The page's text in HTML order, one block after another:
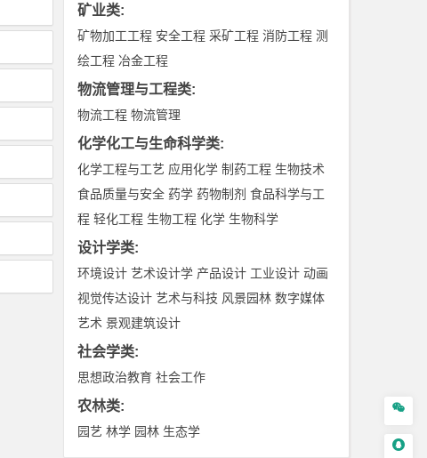
矿业类:
矿物加工工程 安全工程 采矿工程 消防工程 测
绘工程 冶金工程
物流管理与工程类:
物流工程 物流管理
化学化工与生命科学类:
化学工程与工艺 应用化学 制药工程 生物技术
食品质量与安全 药学 药物制剂 食品科学与工
程 轻化工程 生物工程 化学 生物科学
设计学类:
环境设计 艺术设计学 产品设计 工业设计 动画
视觉传达设计 艺术与科技 风景园林 数字媒体
艺术 景观建筑设计
社会学类:
思想政治教育 社会工作
农林类:
园艺 林学 园林 生态学

